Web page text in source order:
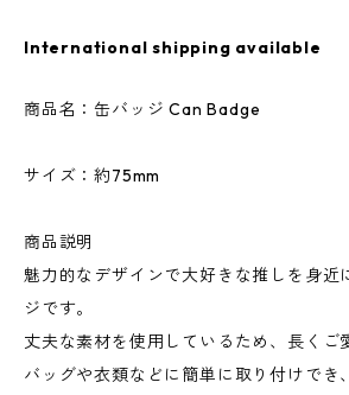
International shipping available
商品名：缶バッジ Can Badge
サイズ：約75mm
商品説明
魅力的なデザインで大好きな推しを身近
ジです。
丈夫な素材を使用しているため、長くご
バッグや衣類などに簡単に取り付けでき